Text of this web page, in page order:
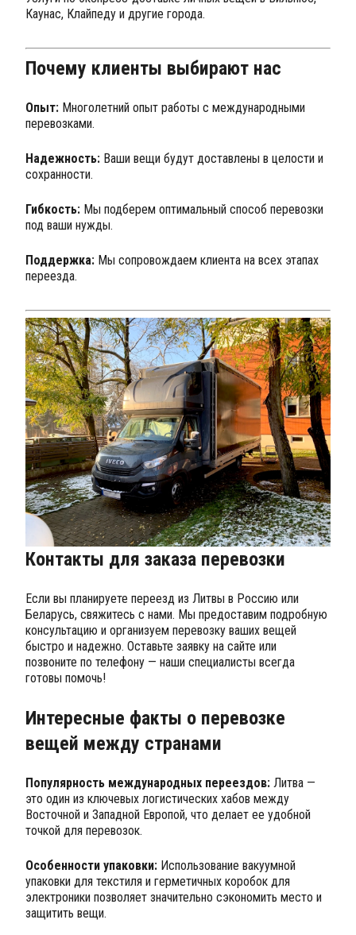
Каунас, Клайпеду и другие города.
Почему клиенты выбирают нас
Опыт: Многолетний опыт работы с международными
перевозками.
Надежность: Ваши вещи будут доставлены в целости и
сохранности.
Гибкость: Мы подберем оптимальный способ перевозки
под ваши нужды.
Поддержка: Мы сопровождаем клиента на всех этапах
переезда.
Контакты для заказа перевозки
Если вы планируете переезд из Литвы в Россию или
Беларусь, свяжитесь с нами. Мы предоставим подробную
консультацию и организуем перевозку ваших вещей
быстро и надежно. Оставьте заявку на сайте или
позвоните по телефону — наши специалисты всегда
готовы помочь!
Интересные факты о перевозке
вещей между странами
Популярность международных переездов: Литва —
это один из ключевых логистических хабов между
Восточной и Западной Европой, что делает ее удобной
точкой для перевозок.
Особенности упаковки: Использование вакуумной
упаковки для текстиля и герметичных коробок для
электроники позволяет значительно сэкономить место и
защитить вещи.